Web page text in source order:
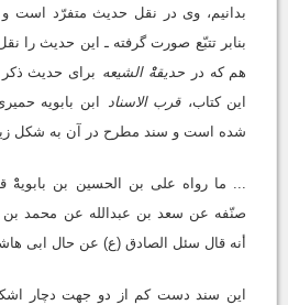
بدانیم، وی در نقل حدیث متفرّد است و
بنابر تتبّع صورت گرفته ـ این حدیث را
هم که در
حدیقهْْ الشیعه برای حدیث
این کتاب، قرب الاسناد
ابن بابویه
شده است و سند مطرح در آن به شکل
... ما رواه علی بن الحسین بن
صنّفه عن سعد بن عبدالله عن محمد بن
أنه قال سئل الصادق (ع) عن حال ابی
این سند دست کم از دو جهت دچار